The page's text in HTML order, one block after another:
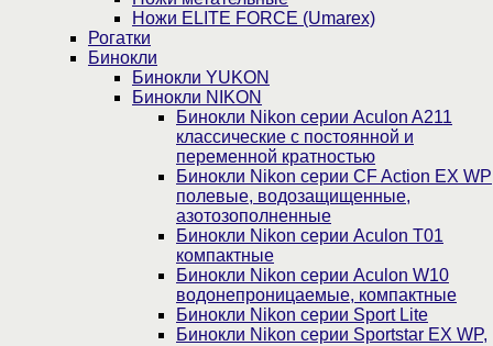
Ножи ELITE FORCE (Umarex)
Рогатки
Бинокли
Бинокли YUKON
Бинокли NIKON
Бинокли Nikon серии Aculon A211
классические с постоянной и
переменной кратностью
Бинокли Nikon серии СF Action EX WP
полевые, водозащищенные,
азотозополненные
Бинокли Nikon серии Aculon T01
компактные
Бинокли Nikon серии Aculon W10
водонепроницаемые, компактные
Бинокли Nikon серии Sport Lite
Бинокли Nikon серии Sportstar EX WP,